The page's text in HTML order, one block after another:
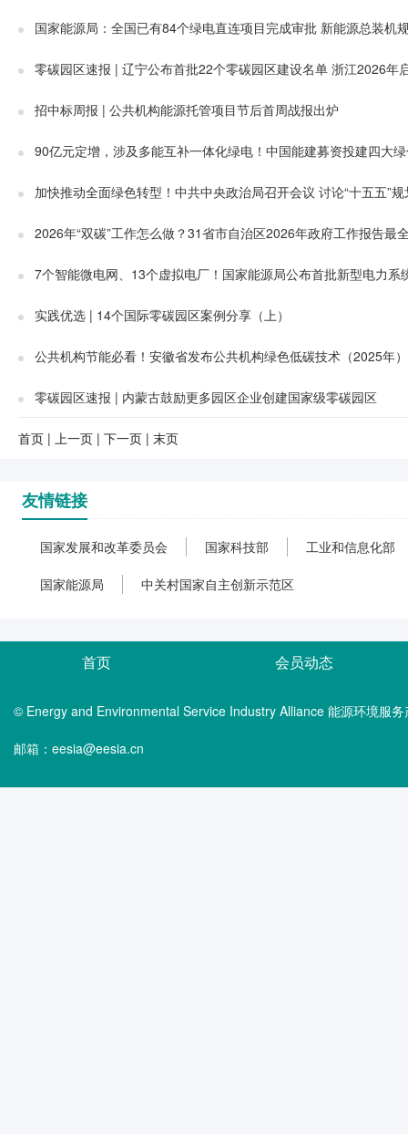
国家能源局：全国已有84个绿电直连项目完成审批 新能源总装机
零碳园区速报 | 辽宁公布首批22个零碳园区建设名单 浙江2026年
招中标周报 | 公共机构能源托管项目节后首周战报出炉
90亿元定增，涉及多能互补一体化绿电！中国能建募资投建四大
加快推动全面绿色转型！中共中央政治局召开会议 讨论“十五五”
2026年“双碳”工作怎么做？31省市自治区2026年政府工作报告最
7个智能微电网、13个虚拟电厂！国家能源局公布首批新型电力系
实践优选 | 14个国际零碳园区案例分享（上）
公共机构节能必看！安徽省发布公共机构绿色低碳技术（2025年
零碳园区速报 | 内蒙古鼓励更多园区企业创建国家级零碳园区
首页 | 上一页 | 下一页 | 末页
友情链接
国家发展和改革委员会 国家科技部 工业和信息化部
国家能源局 中关村国家自主创新示范区
首页 会员动态
© Energy and Environmental Service Industry Alliance 能源环境服
邮箱：eesia@eesia.cn